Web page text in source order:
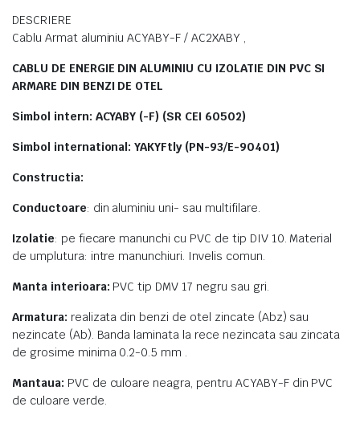
DESCRIERE
Cablu Armat aluminiu ACYABY-F / AC2XABY ,
CABLU DE ENERGIE DIN ALUMINIU CU IZOLATIE DIN PVC SI
ARMARE DIN BENZI DE OTEL
Simbol intern: ACYABY (-F) (SR CEI 60502)
Simbol international: YAKYFtly (PN-93/E-90401)
Constructia:
Conductoare: din aluminiu uni- sau multifilare.
Izolatie: pe fiecare manunchi cu PVC de tip DIV 10. Material
de umplutura: intre manunchiuri. Invelis comun.
Manta interioara: PVC tip DMV 17 negru sau gri.
Armatura: realizata din benzi de otel zincate (Abz) sau
nezincate (Ab). Banda laminata la rece nezincata sau zincata
de grosime minima 0.2-0.5 mm .
Mantaua: PVC de culoare neagra, pentru ACYABY-F din PVC
de culoare verde.